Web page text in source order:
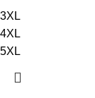
3XL
4XL
5XL